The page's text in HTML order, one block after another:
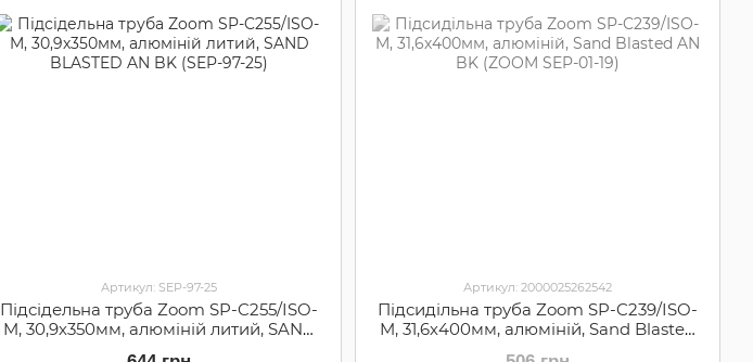
Артикул: SEP-97-25
Підсідельна труба Zoom SP-C255/ISO-
M, 30,9х350мм, алюміній литий, SAND
Артикул: 2000025262542
Підсидільна труба Zoom SP-C239/ISO-
M, 31,6х400мм, алюміній, Sand Blasted